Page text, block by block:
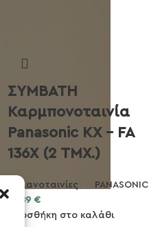
ΣΥΜΒΑΤΗ
Καρμπονοταινία
Panasonic KX – FA
136X (2 ΤΜΧ.)
Μελανοταινίες ,
PANASONIC
13,89 €
Προσθήκη στο καλάθι